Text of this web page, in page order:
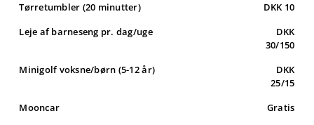
Tørretumbler (20 minutter)
DKK 10
Leje af barneseng pr. dag/uge
DKK
30/150
Minigolf voksne/børn (5-12 år)
DKK
25/15
Mooncar
Gratis